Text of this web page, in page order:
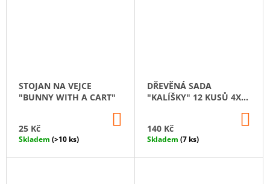
STOJAN NA VEJCE
"BUNNY WITH A CART"
25 Kč KOŠÍKU
Skladem (>10 ks)
DŘEVĚNÁ SADA
"KALÍŠKY" 12 KUSŮ 4X5
140 Kč
Skladem (7 ks)